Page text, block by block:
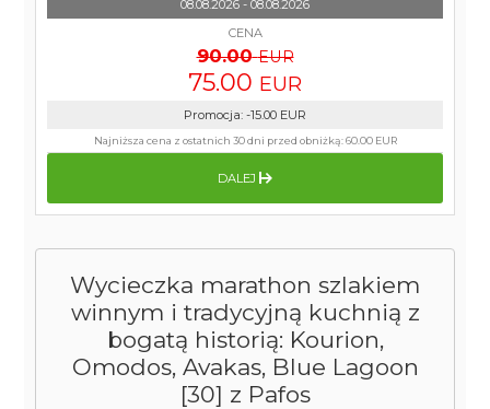
Wycieczka marathon szlakiem
winnym i tradycyjną kuchnią z
bogatą historią: Kourion,
Omodos, Avakas, Blue Lagoon
[30] z Pafos
08.08.2026 - 08.08.2026
CENA
90.00 EUR
75.00 EUR
Promocja: -15.00 EUR
Najniższa cena z ostatnich 30 dni przed obniżką:60.00 EUR
DALEJ